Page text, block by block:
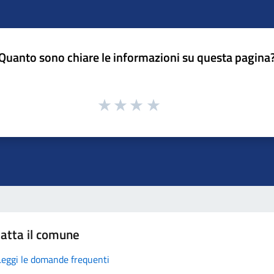
sono chiare le informazioni su questa
il comune
le domande frequenti